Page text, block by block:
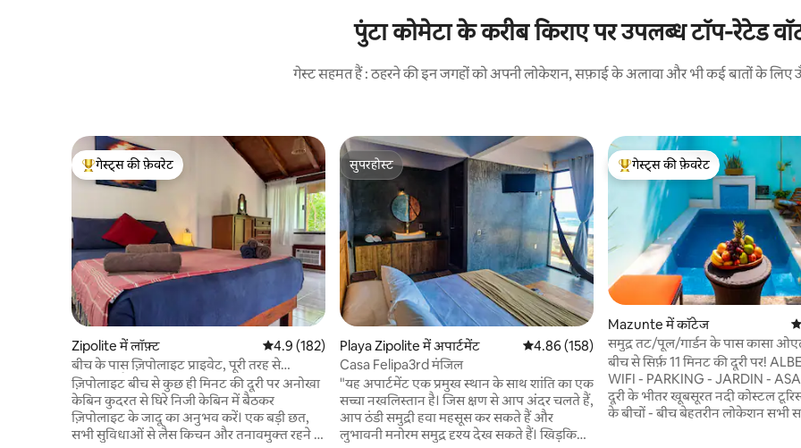
पुंटा कोमेटा के करीब किराए पर उपलब्ध टॉप-रेटेड
गेस्ट सहमत हैं : ठहरने की इन जगहों को अपनी लोकेशन, सफ़ाई के अलावा और भी कई बातों के लिए
गेस्ट्स का टॉप फ़ेवरेट
गेस्ट्स की फ़ेवरेट
Zipolite में लॉफ़्ट औसत रेटिंग 5 में से 4.9, 182 समीक्षाएँ
4.9 (182)
बीच के पास ज़िपोलाइट प्राइवेट, पूरी तरह से
सुसज्जित शैले
ज़िपोलाइट बीच से कुछ ही मिनट की दूरी पर अनोखा
केबिन कुदरत से घिरे निजी केबिन में बैठकर
ज़िपोलाइट के जादू का अनुभव करें। एक बड़ी छत,
सभी सुविधाओं से लैस किचन और तनावमुक्त रहने के
सुपरहोस्ट
सुपरहोस्ट
Playa Zipolite में अपार्टमेंट औसत रेटिंग 5 में से 4.86, 158 समीक्षाएँ
4.86 (158)
Casa Felipa3rd मंजिल
"यह अपार्टमेंट एक प्रमुख स्थान के साथ शांति का एक
सच्चा नखलिस्तान है। जिस क्षण से आप अंदर चलते हैं,
आप ठंडी समुद्री हवा महसूस कर सकते हैं और
लुभावनी मनोरम समुद्र दृश्य देख सकते हैं। खिड़कियों
गेस्ट्स का टॉप फ़ेवरेट
गेस्ट्स की फ़ेवरेट
Mazunte में कॉटेज
समुद्र तट/पूल/गार्डन के पास कासा
बीच से सिर्फ़ 11 मिनट की दूरी पर!
WIFI - PARKING - JARDIN -
दूरी के भीतर खूबसूरत नदी कोस्टल टूरिस्ट कॉरिडोर
के बीचों - बीच बेहतरीन लोकेशन सभी समुद्र तटों की